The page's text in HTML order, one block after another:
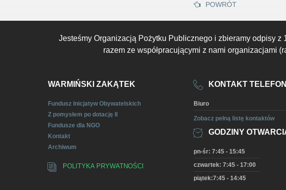
POWRÓT
Jesteśmy Organizacją Pożytku Publicznego i zbieramy odpisy
razem ze współpracującymi z nami organizacjami
WARMIŃSKI ZAKĄTEK
Fundusz Inicjatyw Obywatelskich
Z pomysłem po dotację II
Fundusze dla NGO
Kontakt
Archiwum
POLITYKA PRYWATNOŚCI
KONTAKT
Biuro
Zobacz pełną listę kontaktów
GODZINY
pn-śr: 7:45 - 15:45
czwartek: 7:45 - 17:00
piątek:7:45 - 14:45